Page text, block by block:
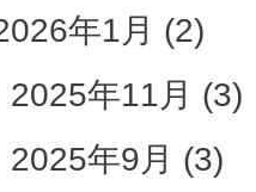
年1月 (2)
2025年11月 (3)
2025年9月 (3)